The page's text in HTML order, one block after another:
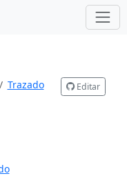
Trazado
Editar